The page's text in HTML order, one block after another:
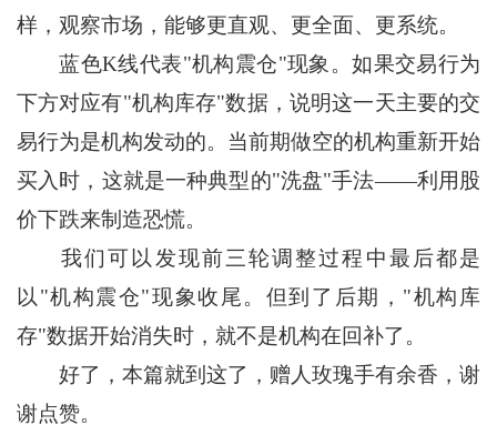
样，观察市场，能够更直观、更全面、更系统。
蓝色K线代表"机构震仓"现象。如果交易行为
下方对应有"机构库存"数据，说明这一天主要的交
易行为是机构发动的。当前期做空的机构重新开始
买入时，这就是一种典型的"洗盘"手法——利用股
价下跌来制造恐慌。
我们可以发现前三轮调整过程中最后都是
以"机构震仓"现象收尾。但到了后期，"机构库
存"数据开始消失时，就不是机构在回补了。
好了，本篇就到这了，赠人玫瑰手有余香，谢
谢点赞。